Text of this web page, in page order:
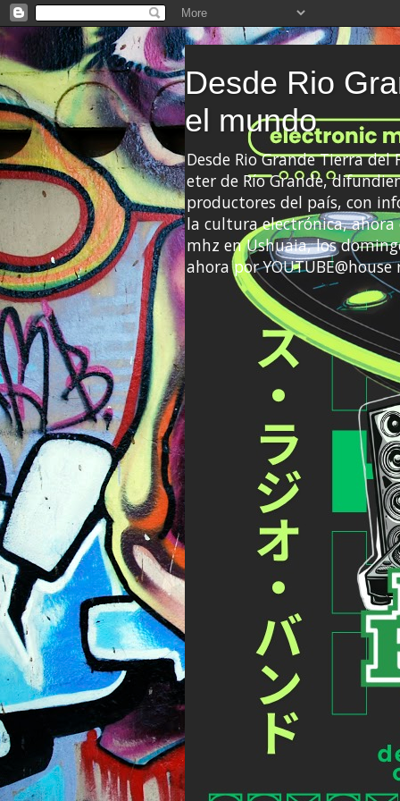
Desde Rio
el mundo
Desde Rio Grande Tierra
eter de Río Grande,
productores del país, con
la cultura electrónica, ahora
mhz en Ushuaia, los
ahora por